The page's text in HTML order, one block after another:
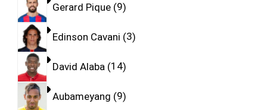
Gerard Pique 9
Edinson Cavani 3
David Alaba 14
Aubameyang 9